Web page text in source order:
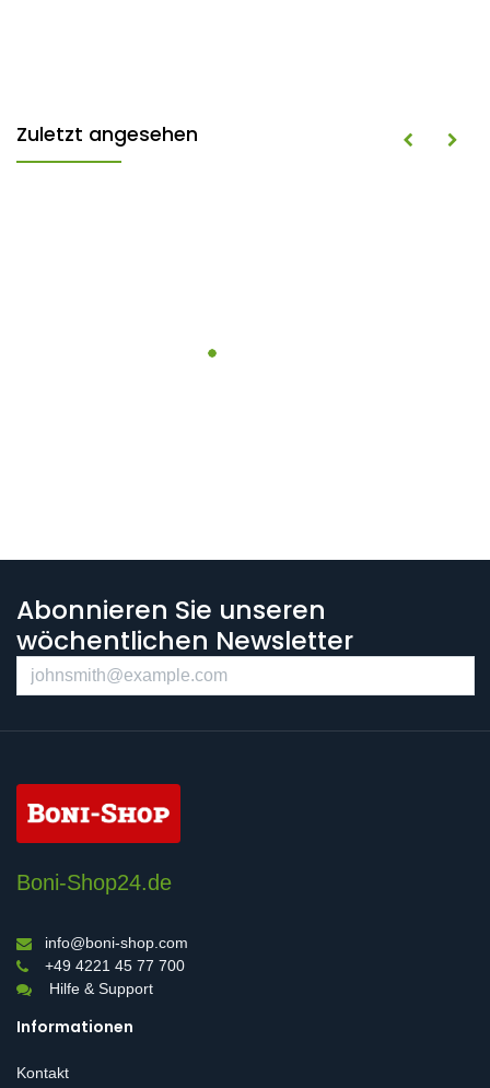
Zuletzt angesehen
Abonnieren Sie unseren
wöchentlichen Newsletter
Boni-Shop24.de
info@boni-shop.com
+49 4221 45 77 700
Hilfe & Support
Informationen
Kontakt